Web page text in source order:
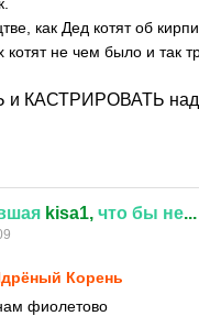
как Дед котят об
котят не чем было и так
надо,
kisa1, что бы не...
Корень
фиолетово